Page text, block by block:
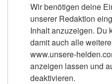
Wir benötigen deine
unserer Redaktion
Inhalt anzuzeigen. Du
damit auch alle
www.unsere-
anzeigen lassen und
deaktivieren.